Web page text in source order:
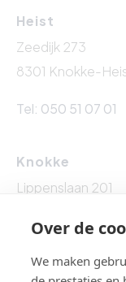
Heist
Zeedijk 273
8301 Knokke-
Tel: 050 51 07 01
Knokke
Lippenslaan 201
Over de
We maken